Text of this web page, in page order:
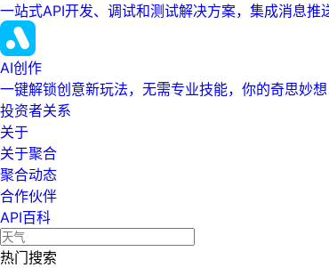
一站式API开发、调试和测试解决方案，集成消息推
AI创作
一键解锁创意新玩法，无需专业技能，你的奇思妙想
投资者关系
关于
关于聚合
聚合动态
合作伙伴
API百科
热门搜索